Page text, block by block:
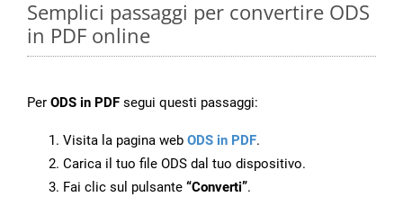
Semplici passaggi per convertire ODS
in PDF online
Per ODS in PDF segui questi passaggi:
Visita la pagina web ODS in PDF.
Carica il tuo file ODS dal tuo dispositivo.
Fai clic sul pulsante “Converti”.